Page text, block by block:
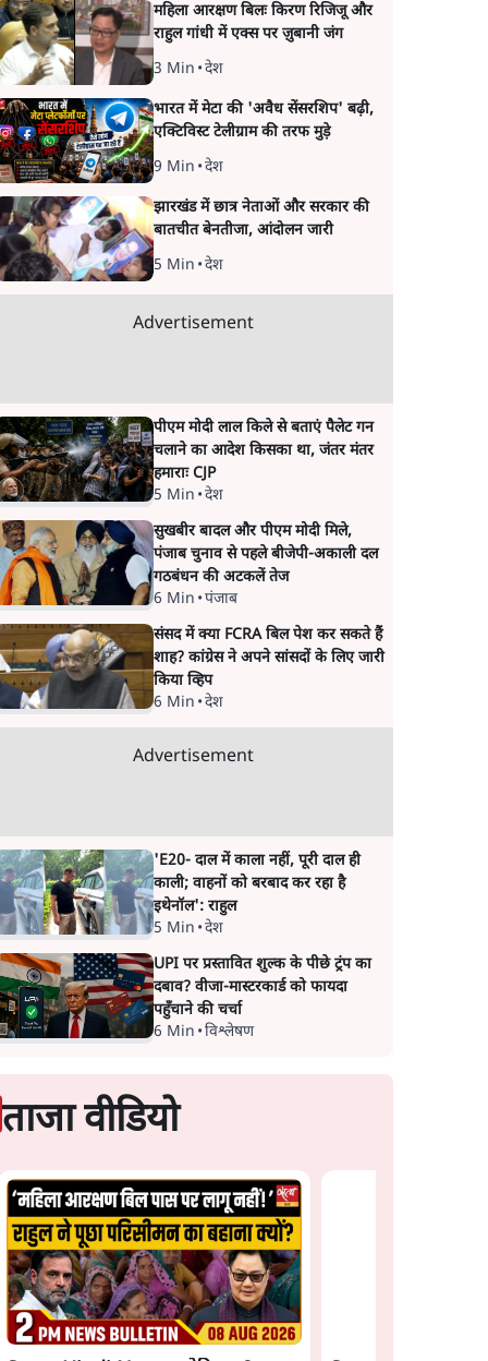
महिला आरक्षण बिलः किरण रिजिजू और
राहुल गांधी में एक्स पर ज़ुबानी जंग
3 Min •देश
भारत में मेटा की 'अवैध सेंसरशिप' बढ़ी,
एक्टिविस्ट टेलीग्राम की तरफ मुड़े
9 Min •देश
झारखंड में छात्र नेताओं और सरकार की
बातचीत बेनतीजा, आंदोलन जारी
5 Min •देश
Advertisement
पीएम मोदी लाल किले से बताएं पैलेट गन
चलाने का आदेश किसका था, जंतर मंतर
हमाराः CJP
5 Min •देश
सुखबीर बादल और पीएम मोदी मिले,
पंजाब चुनाव से पहले बीजेपी-अकाली दल
गठबंधन की अटकलें तेज
6 Min •पंजाब
संसद में क्या FCRA बिल पेश कर सकते हैं
शाह? कांग्रेस ने अपने सांसदों के लिए जारी
किया व्हिप
6 Min •देश
Advertisement
'E20- दाल में काला नहीं, पूरी दाल ही
काली; वाहनों को बरबाद कर रहा है
इथेनॉल': राहुल
5 Min •देश
UPI पर प्रस्तावित शुल्क के पीछे ट्रंप का
दबाव? वीजा-मास्टरकार्ड को फायदा
पहुँचाने की चर्चा
6 Min •विश्लेषण
ताजा वीडियो